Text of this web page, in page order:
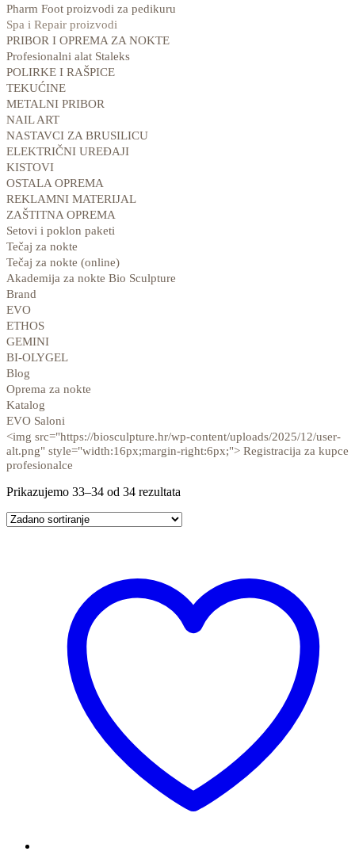
Pharm Foot proizvodi za pedikuru
Spa i Repair proizvodi
PRIBOR I OPREMA ZA NOKTE
Profesionalni alat Staleks
POLIRKE I RAŠPICE
TEKUĆINE
METALNI PRIBOR
NAIL ART
NASTAVCI ZA BRUSILICU
ELEKTRIČNI UREĐAJI
KISTOVI
OSTALA OPREMA
REKLAMNI MATERIJAL
ZAŠTITNA OPREMA
Setovi i poklon paketi
Tečaj za nokte
Tečaj za nokte (online)
Akademija za nokte Bio Sculpture
Brand
EVO
ETHOS
GEMINI
BI-OLYGEL
Blog
Oprema za nokte
Katalog
EVO Saloni
<img src="https://biosculpture.hr/wp-content/uploads/2025/12/user-
alt.png" style="width:16px;margin-right:6px;"> Registracija za kupce
profesionalce
Prikazujemo 33–34 od 34 rezultata